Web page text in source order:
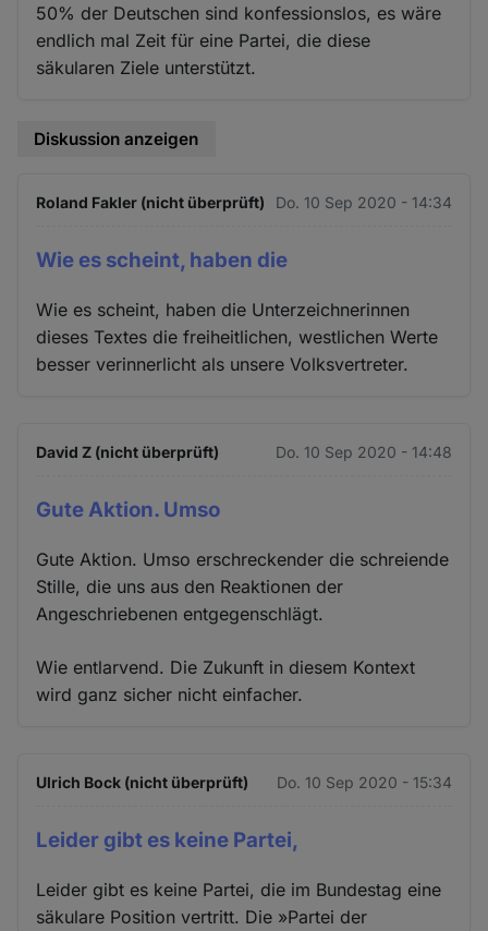
50% der Deutschen sind konfessionslos, es wäre
endlich mal Zeit für eine Partei, die diese
säkularen Ziele unterstützt.
Diskussion anzeigen
Roland Fakler (nicht überprüft) Do. 10 Sep 2020 - 14:34
Wie es scheint, haben die
Wie es scheint, haben die Unterzeichnerinnen
dieses Textes die freiheitlichen, westlichen Werte
besser verinnerlicht als unsere Volksvertreter.
David Z (nicht überprüft) Do. 10 Sep 2020 - 14:48
Gute Aktion. Umso
Gute Aktion. Umso erschreckender die schreiende
Stille, die uns aus den Reaktionen der
Angeschriebenen entgegenschlägt.
Wie entlarvend. Die Zukunft in diesem Kontext
wird ganz sicher nicht einfacher.
Ulrich Bock (nicht überprüft) Do. 10 Sep 2020 - 15:34
Leider gibt es keine Partei,
Leider gibt es keine Partei, die im Bundestag eine
säkulare Position vertritt. Die »Partei der